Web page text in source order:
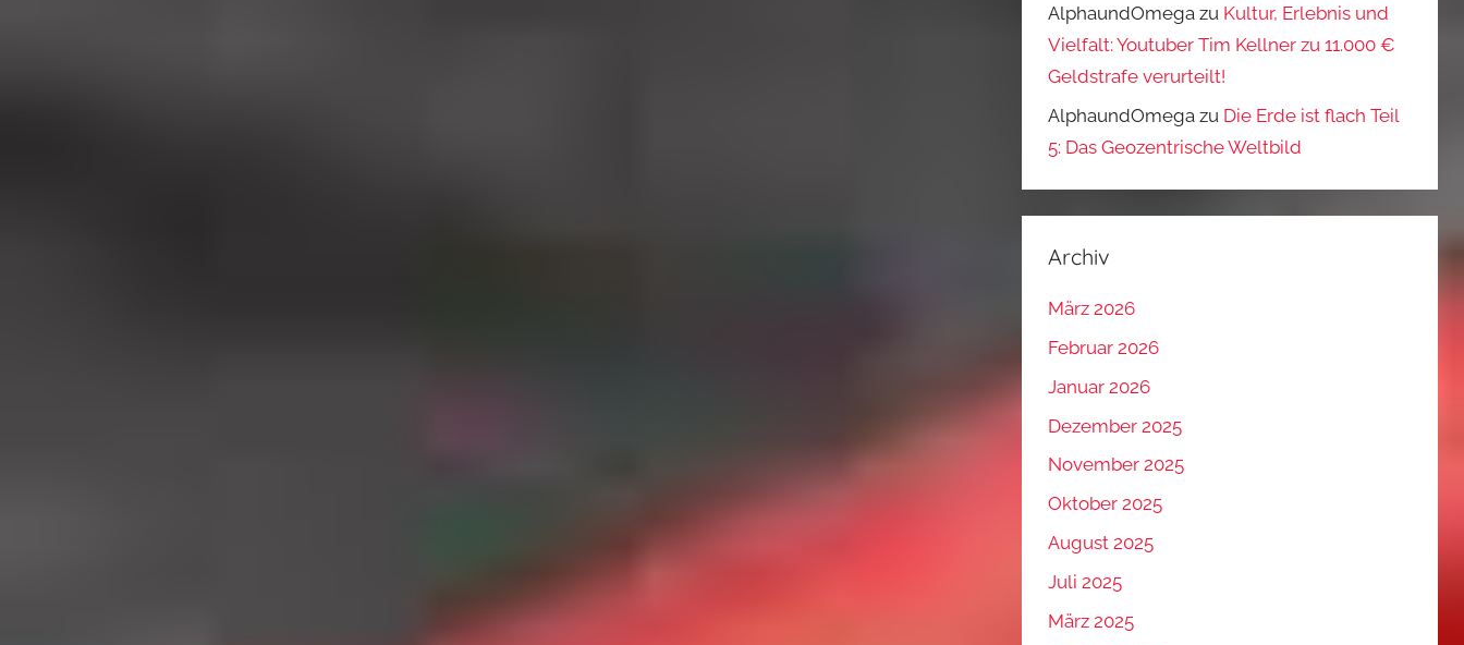
AlphaundOmega zu Kultur, Erlebnis und
Vielfalt: Youtuber Tim Kellner zu 11.000 €
Geldstrafe verurteilt!
AlphaundOmega zu Die Erde ist flach Teil
5: Das Geozentrische Weltbild
Archiv
März 2026
Februar 2026
Januar 2026
Dezember 2025
November 2025
Oktober 2025
August 2025
Juli 2025
März 2025